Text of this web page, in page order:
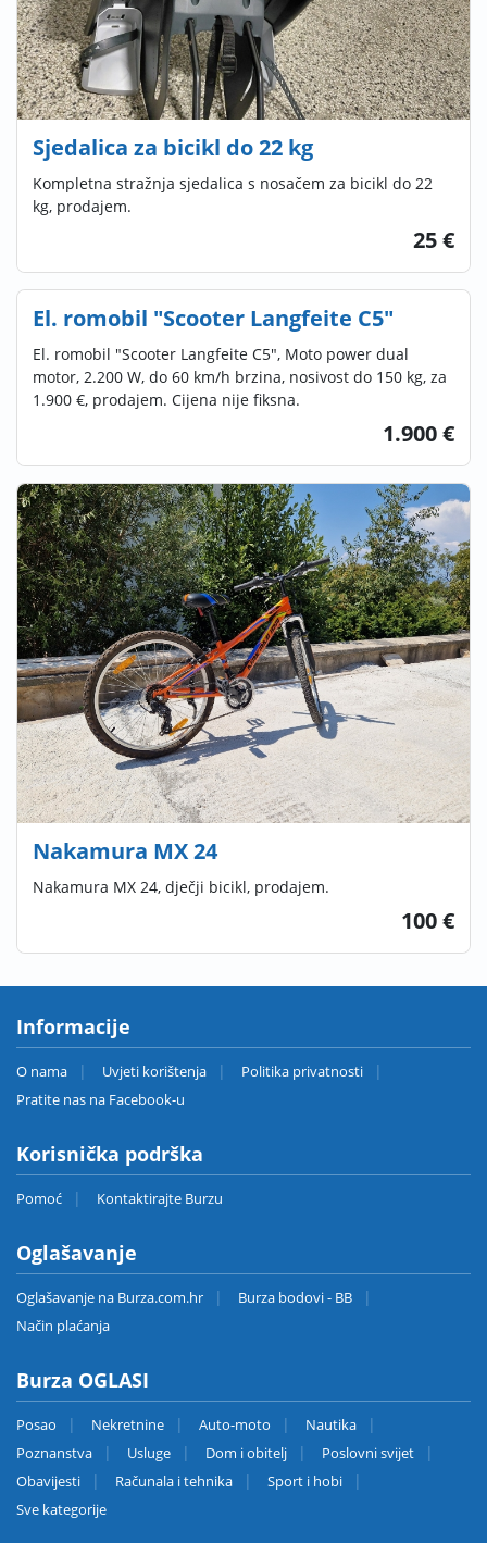
Sjedalica za bicikl do 22 kg
Kompletna stražnja sjedalica s nosačem za bicikl do 22
kg, prodajem.
25 €
El. romobil "Scooter Langfeite C5"
El. romobil "Scooter Langfeite C5", Moto power dual
motor, 2.200 W, do 60 km/h brzina, nosivost do 150 kg, za
1.900 €, prodajem. Cijena nije fiksna.
1.900 €
Nakamura MX 24
Nakamura MX 24, dječji bicikl, prodajem.
100 €
Informacije
O nama Uvjeti korištenja
Politika privatnosti
Pratite nas na Facebook-u
Korisnička podrška
Pomoć Kontaktirajte Burzu
Oglašavanje
Oglašavanje na Burza.com.hr
Burza bodovi - BB
Način plaćanja
Burza OGLASI
Posao Nekretnine Auto-moto
Nautika
Poznanstva
Usluge Dom i obitelj
Poslovni svijet
Obavijesti
Računala i tehnika
Sport i hobi
Sve kategorije